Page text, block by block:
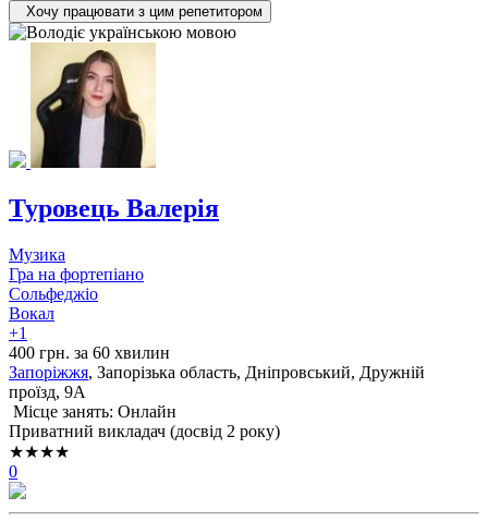
Хочу працювати з цим репетитором
Туровець Валерія
Музика
Гра на фортепіано
Сольфеджіо
Вокал
+1
400 грн. за 60 хвилин
Запоріжжя, Запорізька область, Дніпровський, Дружній
проїзд, 9А
Місце занять: Онлайн
Приватний викладач (досвід 2 року)
★★★★
0